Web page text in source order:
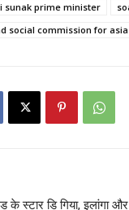
sunak prime minister
social commission for
स्टार डि गिया, इलांगा और